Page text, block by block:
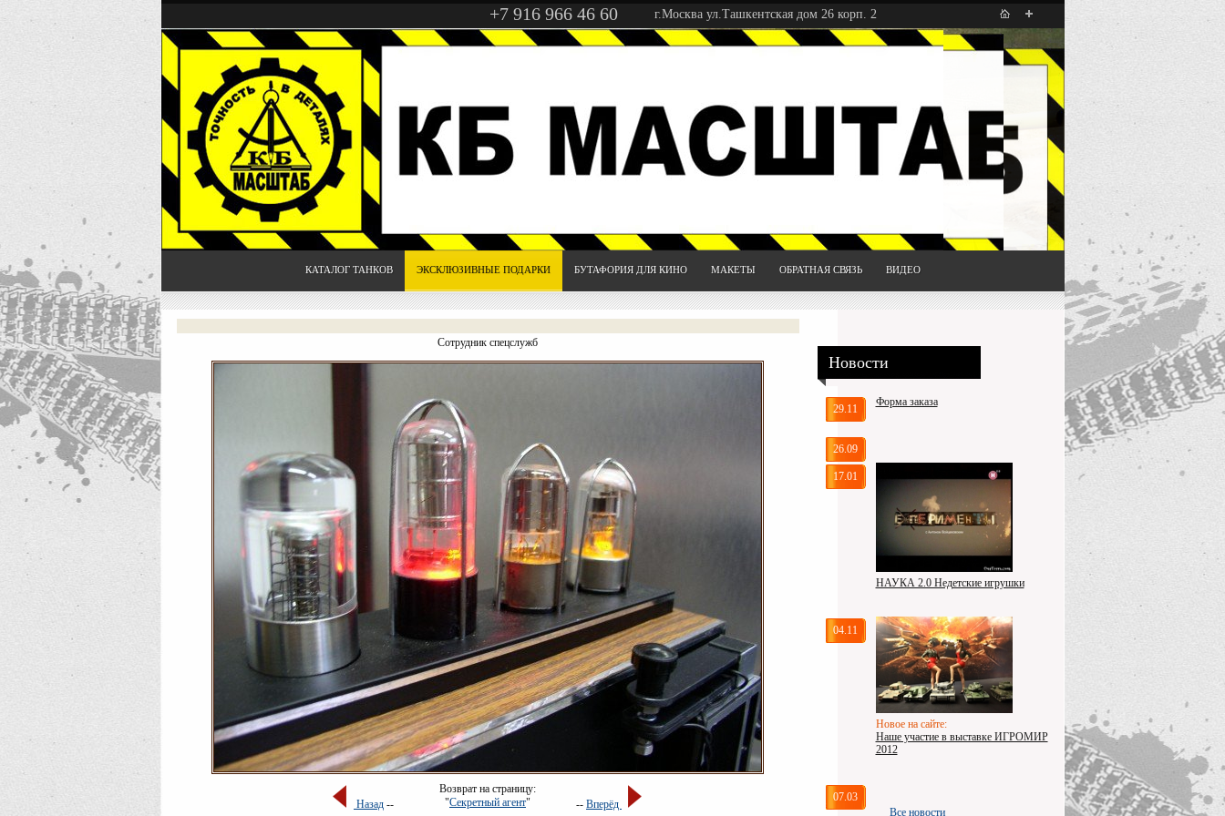
+7 916 966 46 60 г.Москва ул.Ташкентская дом 26 корп. 2
КАТАЛОГ ТАНКОВ ЭКСКЛЮЗИВНЫЕ ПОДАРКИ БУТАФОРИЯ ДЛЯ КИНО МАКЕТЫ ОБРАТНАЯ СВЯЗЬ ВИДЕО
Сотрудник спецслужб
Назад --
Возврат на страницу:
"Секретный агент" -- Вперёд
Новости
29.11
Форма заказа
26.09
17.01
НАУКА 2.0 Недетские игрушки
04.11
Новое на сайте:
Наше участие в выставке ИГРОМИР
2012
07.03
Все новости